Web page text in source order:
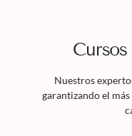
Cursos
Nuestros
garantizando el